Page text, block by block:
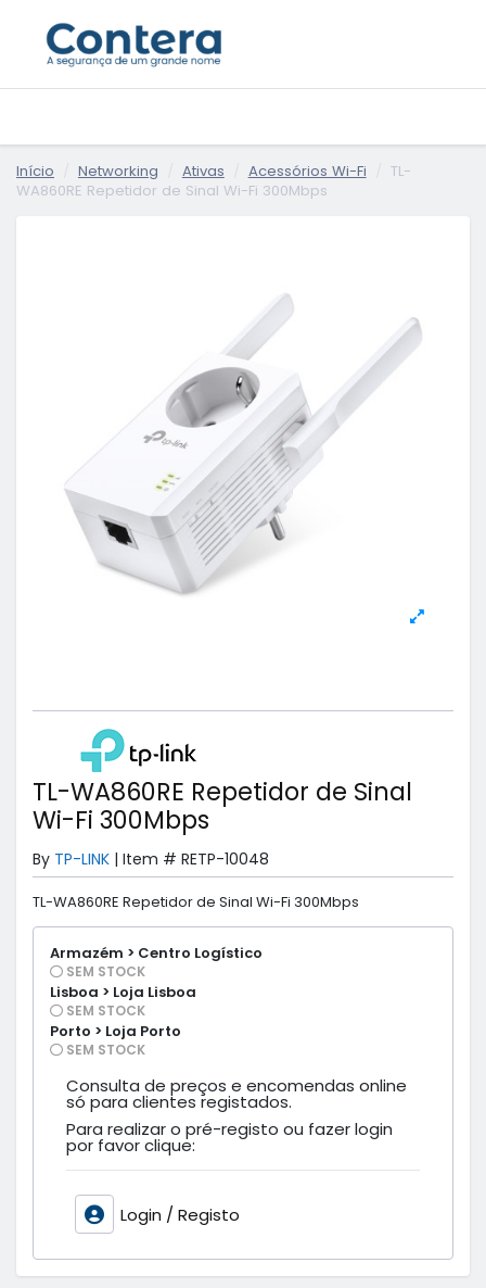
Início Networking Ativas Acessórios Wi-Fi
TL-
WA860RE Repetidor de Sinal Wi-Fi 300Mbps
TL-WA860RE Repetidor de Sinal
Wi-Fi 300Mbps
By TP-LINK | Item # RETP-10048
TL-WA860RE Repetidor de Sinal Wi-Fi 300Mbps
Armazém > Centro Logístico
SEM STOCK
Lisboa > Loja Lisboa
SEM STOCK
Porto > Loja Porto
SEM STOCK
Consulta de preços e encomendas online
só para clientes registados.
Para realizar o pré-registo ou fazer login
por favor clique:
Login / Registo